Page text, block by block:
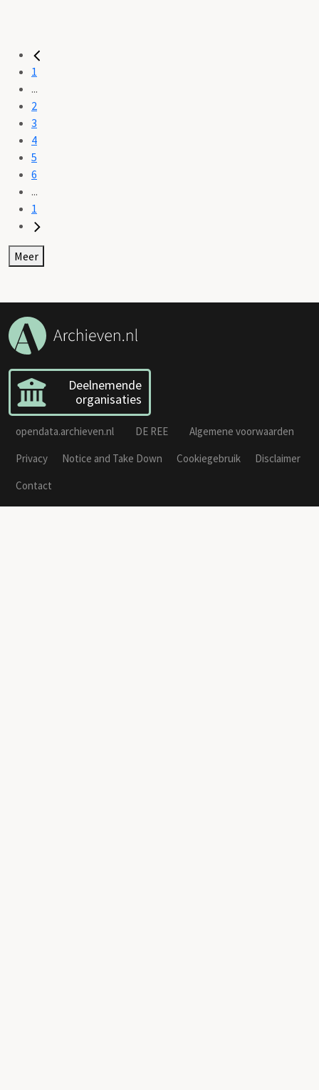
1
...
2
3
4
5
6
...
1
Meer
Deelnemende
organisaties
opendata.archieven.nl DE REE
Algemene voorwaarden
Privacy
Notice and Take Down Cookiegebruik
Disclaimer
Contact